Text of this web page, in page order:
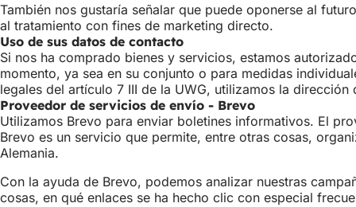
También nos gustaría señalar que puede oponerse al
al tratamiento con fines de marketing directo.
Uso de sus datos de contacto
Si nos ha comprado bienes y servicios, estamos
momento, ya sea en su conjunto o para medidas
legales del artículo 7 III de la UWG, utilizamos la
Proveedor de servicios de envío - Brevo
Utilizamos Brevo para enviar boletines informativos. El
Brevo es un servicio que permite, entre otras cosas,
Alemania.
Con la ayuda de Brevo, podemos analizar nuestras
cosas, en qué enlaces se ha hecho clic con especial